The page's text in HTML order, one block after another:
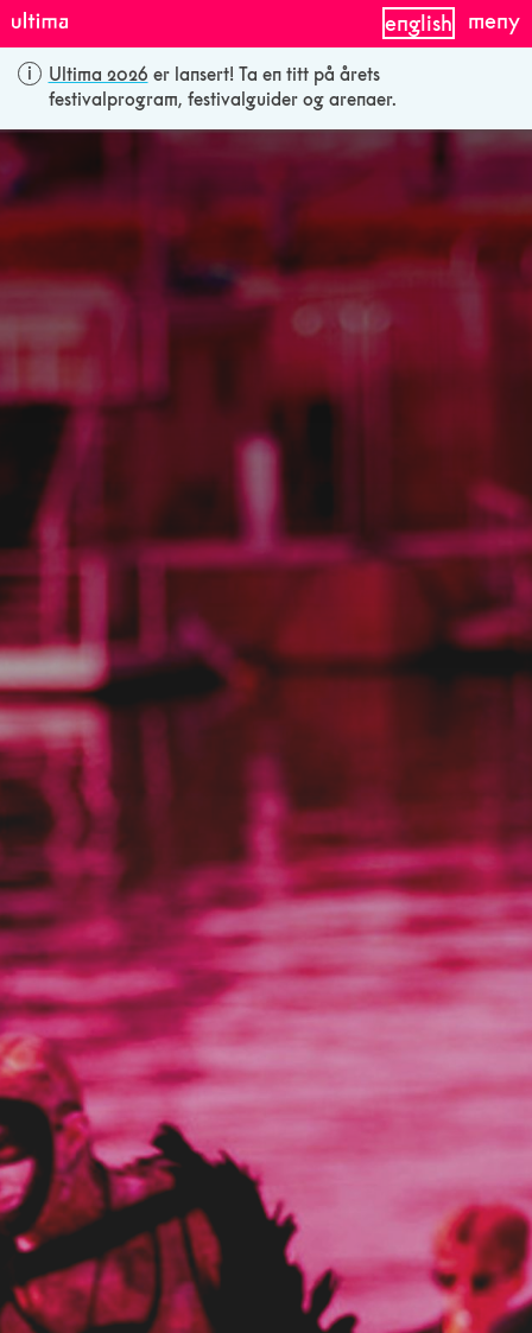
Ultima 2026 er lansert! Ta en titt på årets
festivalprogram, festivalguider og arenaer.
english meny